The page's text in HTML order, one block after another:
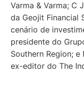
Varma & Varma; C
da Geojit Financial
cenário de
presidente do
Southern Region;
ex-editor do The